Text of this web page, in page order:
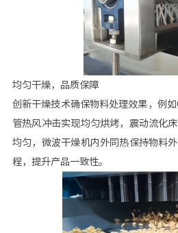
均匀干燥，品质保障
创新干燥技术确保物料处理效果，例
管热风冲击实现均匀烘烤，震动流化
均匀，微波干燥机内外同热保持物料
程，提升产品一致性。